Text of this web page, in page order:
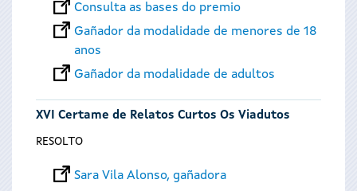
Consulta as bases do premio
Gañador da modalidade de menores de 18
anos
Gañador da modalidade de adultos
XVI Certame de Relatos Curtos Os Viadutos
RESOLTO
Sara Vila Alonso, gañadora